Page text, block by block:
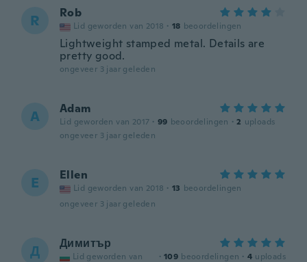
R Rob
Lid geworden van 2018 · 18 beoordelingen
Lightweight stamped metal. Details are
pretty good.
ongeveer 3 jaar geleden
A Adam
Lid geworden van 2017 · 99 beoordelingen · 2 uploads
ongeveer 3 jaar geleden
E Ellen
Lid geworden van 2018 · 13 beoordelingen
ongeveer 3 jaar geleden
Д Димитър
Lid geworden van
· 109 beoordelingen · 4 uploads